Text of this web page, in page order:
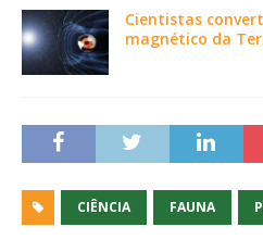
Cientistas
magnético da
CIÊNCIA FAUNA